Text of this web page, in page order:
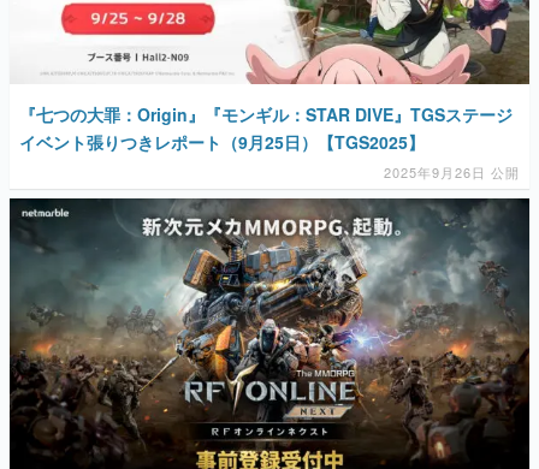
『七つの大罪：Origin』『モンギル：STAR DIVE』TGSステージ
イベント張りつきレポート（9月25日）【TGS2025】
2025年9月26日 公開